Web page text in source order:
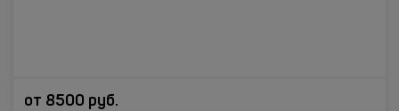
от 8500 руб.